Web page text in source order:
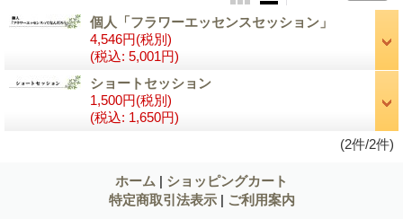
個人「フラワーエッセンスセッション」
4,546円(税別)
(税込: 5,001円)
ショートセッション
1,500円(税別)
(税込: 1,650円)
(2件/2件)
ホーム | ショッピングカート
特定商取引法表示 | ご利用案内